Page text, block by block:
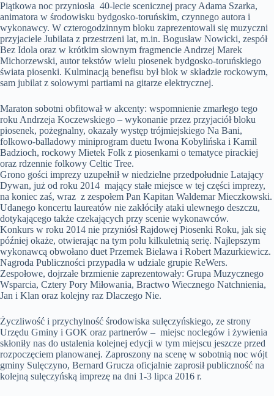
Piątkowa noc przyniosła 40-lecie scenicznej pracy Adama Szarka,
animatora w środowisku bydgosko-toruńskim, czynnego autora i
wykonawcy. W czterogodzinnym bloku zaprezentowali się muzyczni
przyjaciele Jubilata z przestrzeni lat, m.in. Bogusław Nowicki, zespół
Bez Idola oraz w krótkim słownym fragmencie Andrzej Marek
Michorzewski, autor tekstów wielu piosenek bydgosko-toruńskiego
świata piosenki. Kulminacją benefisu był blok w składzie rockowym,
sam jubilat z solowymi partiami na gitarze elektrycznej.
Maraton sobotni obfitował w akcenty: wspomnienie zmarłego tego
roku Andrzeja Koczewskiego – wykonanie przez przyjaciół bloku
piosenek, pożegnalny, okazały występ trójmiejskiego Na Bani,
folkowo-balladowy miniprogram duetu Iwona Kobylińska i Kamil
Badzioch, rockowy Mietek Folk z piosenkami o tematyce pirackiej
oraz rdzennie folkowy Celtic Tree.
Grono gości imprezy uzupełnił w niedzielne przedpołudnie Latający
Dywan, już od roku 2014 mający stałe miejsce w tej części imprezy,
na koniec zaś, wraz z zespołem Pan Kapitan Waldemar Mieczkowski.
Udanego koncertu laureatów nie zakłóciły ataki ulewnego deszczu,
dotykającego także czekających przy scenie wykonawców.
Konkurs w roku 2014 nie przyniósł Rajdowej Piosenki Roku, jak się
później okaże, otwierając na tym polu kilkuletnią serię. Najlepszym
wykonawcą obwołano duet Przemek Bielawa i Robert Mazurkiewicz.
Nagroda Publiczności przypadła w udziale grupie ReWers.
Zespołowe, dojrzałe brzmienie zaprezentowały: Grupa Muzycznego
Wsparcia, Cztery Pory Miłowania, Bractwo Wiecznego Natchnienia,
Jan i Klan oraz kolejny raz Dlaczego Nie.
Życzliwość i przychylność środowiska sulęczyńskiego, ze strony
Urzędu Gminy i GOK oraz partnerów – miejsc noclegów i żywienia
skłoniły nas do ustalenia kolejnej edycji w tym miejscu jeszcze przed
rozpoczęciem planowanej. Zaproszony na scenę w sobotnią noc wójt
gminy Sulęczyno, Bernard Grucza oficjalnie zaprosił publiczność na
kolejną sulęczyńską imprezę na dni 1-3 lipca 2016 r.